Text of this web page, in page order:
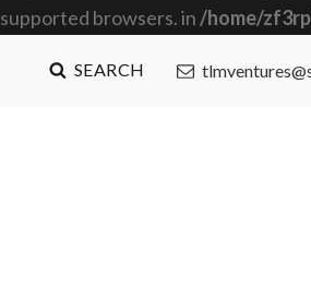
supported browsers. in /home/
SEARCH